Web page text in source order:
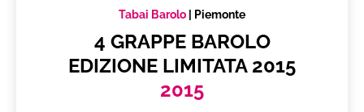
Tabai Barolo Piemonte
4 GRAPPE BAROLO
EDIZIONE LIMITATA 2015
2015